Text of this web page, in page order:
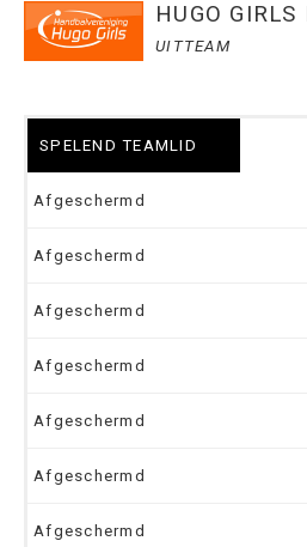
HUGO GIRLS
UITTEAM
SPELEND TEAMLID
Afgeschermd
Afgeschermd
Afgeschermd
Afgeschermd
Afgeschermd
Afgeschermd
Afgeschermd